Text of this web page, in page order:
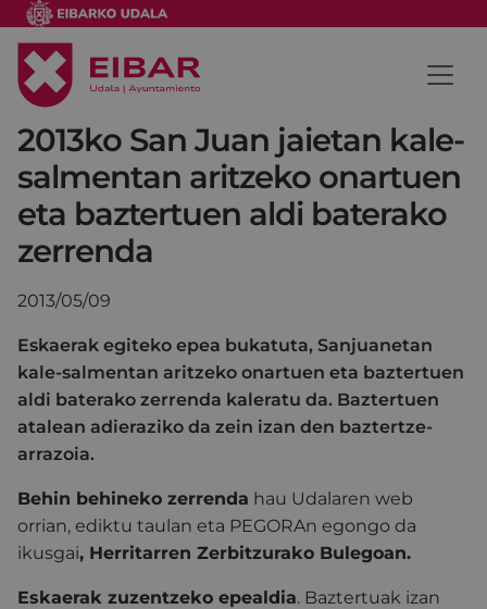
2013ko San Juan jaietan kale-
salmentan aritzeko onartuen
eta baztertuen aldi baterako
zerrenda
2013/05/09
Eskaerak egiteko epea bukatuta, Sanjuanetan
kale-salmentan aritzeko onartuen eta baztertuen
aldi baterako zerrenda kaleratu da. Baztertuen
atalean adieraziko da zein izan den baztertze-
arrazoia.
Behin behineko zerrenda hau Udalaren web
orrian, ediktu taulan eta PEGORAn egongo da
ikusgai, Herritarren Zerbitzurako Bulegoan.
Eskaerak zuzentzeko epealdia. Baztertuak izan